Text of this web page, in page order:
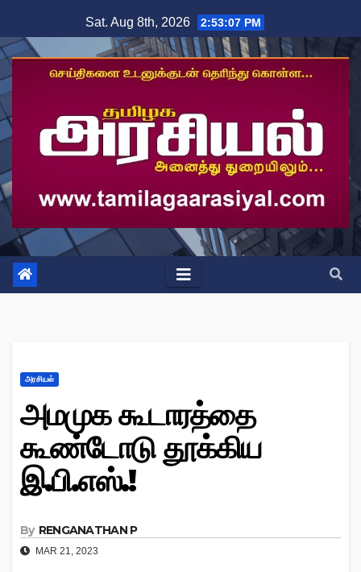
to
content
Sat. Aug 8th, 2026 2:53:07 PM
அரசியல்
அமமுக கூடாரத்தை
கூண்டோடு தூக்கிய
இ.பி.எஸ்.!
By RENGANATHAN P
MAR 21, 2023